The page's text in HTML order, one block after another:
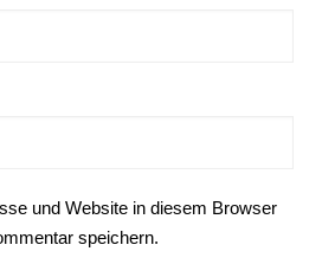
und Website in diesem Browser
speichern.